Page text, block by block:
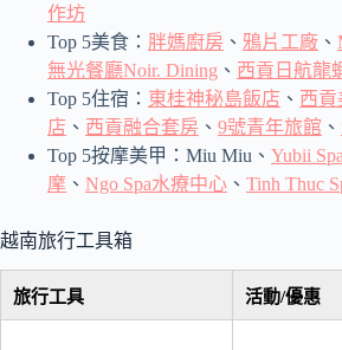
作坊
Top 5美食： 胖媽廚房 、 鴉片工廠 、
無光餐廳Noir. Dining 、 西貢日航龍
Top 5住宿： 東桂神秘島飯店 、 西貢
店 、 西貢融合套房 、 9號青年旅館 、
Top 5按摩美甲：Miu Miu、 Yubii Spa
摩 、 Ngo Spa水療中心 、 Tinh Thuc
越南旅行工具箱
旅行工具 活動/優惠